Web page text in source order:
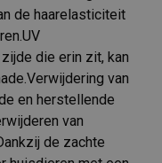
de haarelasticiteit
die erin zit, kan
van
en herstellende
van
de zachte